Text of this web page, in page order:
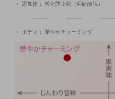
添加物：
酸化防止剤（亜硫酸塩）
ボディ： 華やかチャーミング